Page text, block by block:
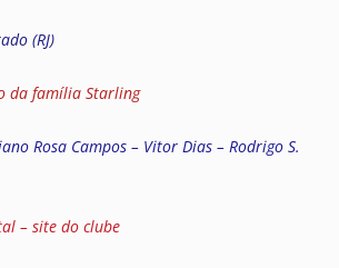
(RJ)
da família Starling
Rosa Campos – Vitor Dias – Rodrigo S.
– site do clube